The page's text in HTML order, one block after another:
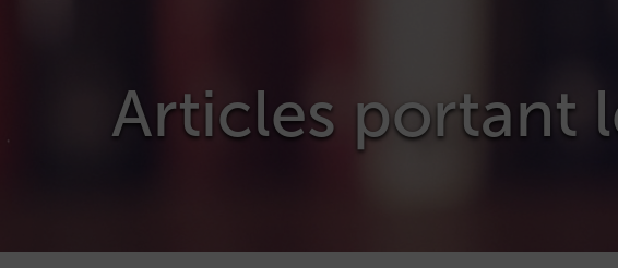
Articles portant